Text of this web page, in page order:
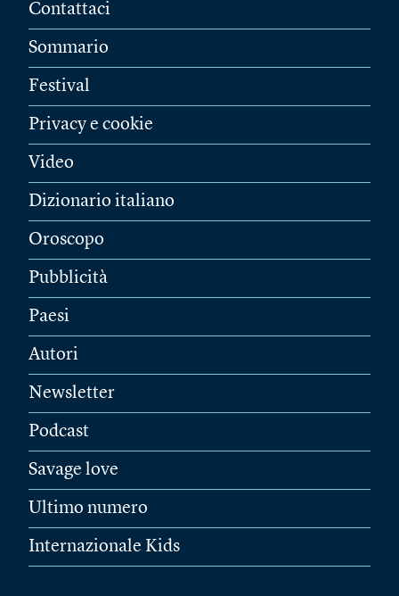
Contattaci
Sommario
Festival
Privacy e cookie
Video
Dizionario italiano
Oroscopo
Pubblicità
Paesi
Autori
Newsletter
Podcast
Savage love
Ultimo numero
Internazionale Kids